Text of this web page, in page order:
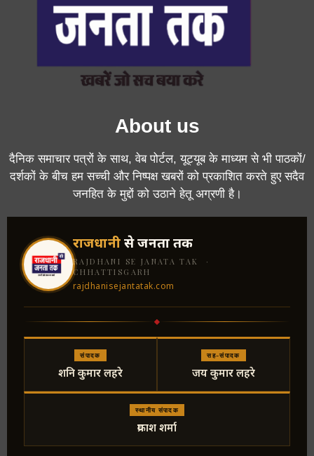
About us
दैनिक समाचार पत्रों के साथ, वेब पोर्टल, यूट्यूब के माध्यम से भी पाठकों/
दर्शकों के बीच हम सच्ची और निष्पक्ष खबरों को प्रकाशित करते हुए सदैव
जनहित के मुद्दों को उठाने हेतू अग्रणी है।
राजधानीसे जनता तक
RAJDHANI SE JANATA TAK ·
CHHATTISGARH
rajdhanisejantatak.com
संपादक
शनि कुमार लहरे
सह-संपादक
जय कुमार लहरे
स्थानीय संपादक
प्रकाश शर्मा